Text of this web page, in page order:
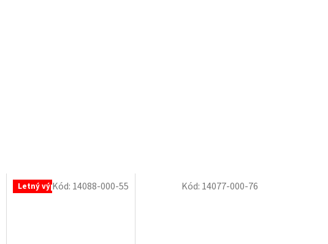
Letný výpredaj
Kód: 14088-000-55 Kód: 14077-000-76